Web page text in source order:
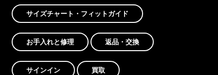
サイズチャート・フィットガイド
お手入れと修理 返品・交換
サインイン 買取